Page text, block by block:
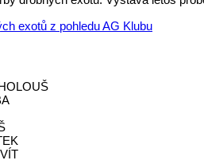
exotů z pohledu AG Klubu